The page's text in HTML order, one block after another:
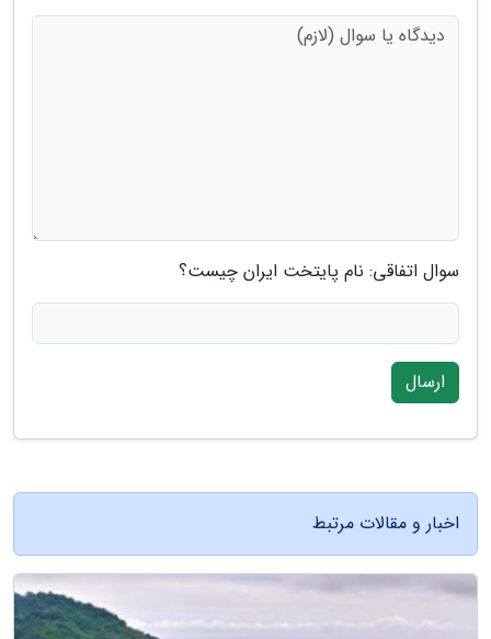
سوال اتفاقی: نام پایتخت ایران چیست؟
ارسال
اخبار و مقالات مرتبط